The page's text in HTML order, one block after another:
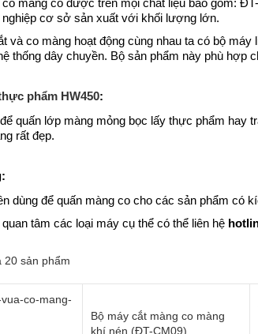
co màng co được trên mọi chất liệu bao gồm:
cơ sở sản xuất với khối lượng lớn.
và co màng hoạt động cùng nhau ta có bộ
thống dây chuyền. Bộ sản phẩm này phù hợp
phẩm HW450:
quấn lớp màng mỏng bọc lấy thực phẩm hay
rất đẹp.
dùng để quấn màng co cho các sản phẩm có
tâm các loại máy cụ thể có thể liên hệ
20 sản phẩm
Bộ máy cắt màng co màng
khí nén (ĐT-CM09)